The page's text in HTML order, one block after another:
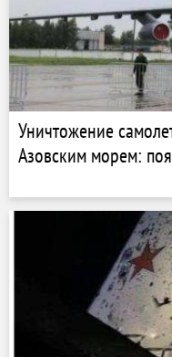
Уничтожение
Азовским морем: